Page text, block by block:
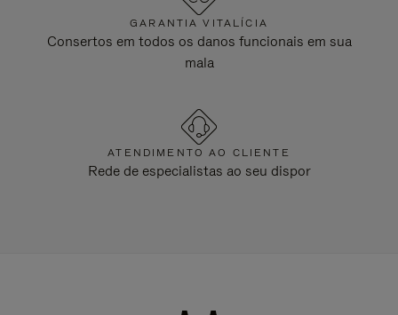
GARANTIA VITALÍCIA
Consertos em todos os danos funcionais em sua
mala
ATENDIMENTO AO CLIENTE
Rede de especialistas ao seu dispor